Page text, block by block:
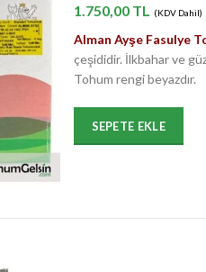
1.750,00TL (KDV Dahil)
Alman Ayşe Fasulye
çeşididir. İlkbahar ve
Tohum rengi beyazdır.
SEPETE EKLE